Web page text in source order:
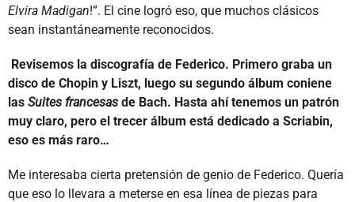
Elvira Madigan!”. El cine logró eso, que muchos clásicos
sean instantáneamente reconocidos.
Revisemos la discografía de Federico. Primero graba un
disco de Chopin y Liszt, luego su segundo álbum coniene
las Suites francesas de Bach. Hasta ahí tenemos un patrón
muy claro, pero el trecer álbum está dedicado a Scriabin,
eso es más raro…
Me interesaba cierta pretensión de genio de Federico. Quería
que eso lo llevara a meterse en esa línea de piezas para